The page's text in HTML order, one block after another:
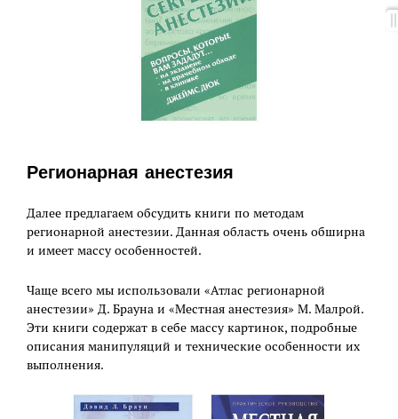
Регионарная анестезия
Далее предлагаем обсудить книги по методам
регионарной анестезии. Данная область очень обширна
и имеет массу особенностей.
Чаще всего мы использовали «Атлас регионарной
анестезии» Д. Брауна и «Местная анестезия» М. Малрой.
Эти книги содержат в себе массу картинок, подробные
описания манипуляций и технические особенности их
выполнения.